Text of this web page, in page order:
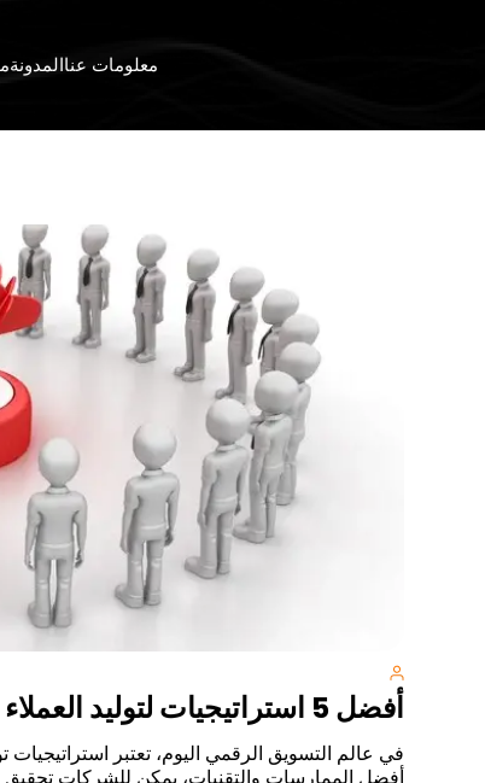
معلومات عناالمدونة
أفضل 5 استراتيجيات لتوليد العملاء
في عالم التسويق الرقمي اليوم، تعتبر استراتيجيات